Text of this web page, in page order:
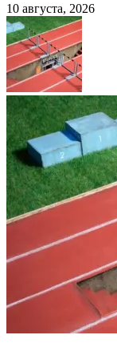
10 августа, 2026